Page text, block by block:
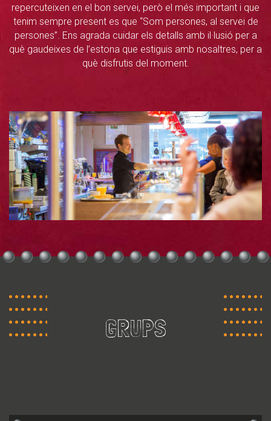
repercuteixen en el bon servei, però el més important i que
tenim sempre present es que “Som persones, al servei de
persones”. Ens agrada cuidar els detalls amb il·lusió per a
què gaudeixes de l’estona que estiguis amb nosaltres, per a
què disfrutis del moment.
GRUPS